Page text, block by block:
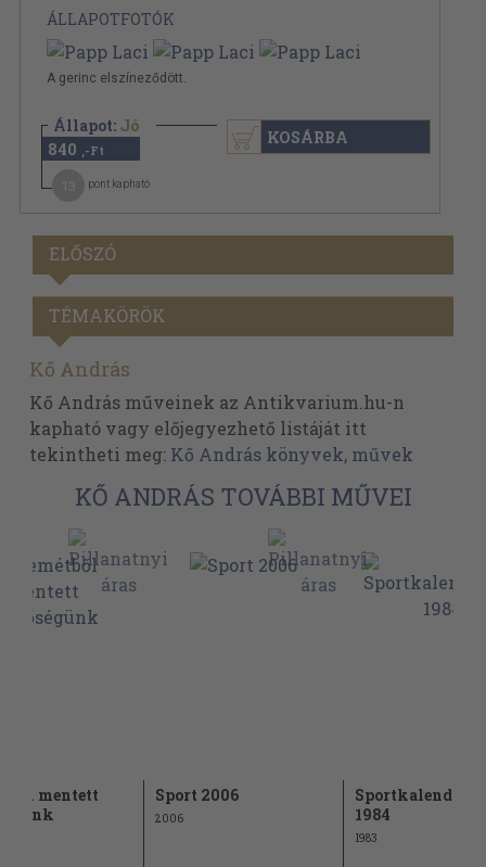
ÁLLAPOTFOTÓK
A gerinc elszíneződött.
Állapot: Jó
840 ,-Ft
pont kapható
KOSÁRBA
ELŐSZÓ
TÉMAKÖRÖK
Kő András
Kő András műveinek az Antikvarium.hu-n
kapható vagy előjegyezhető listáját itt
tekintheti meg: Kő András könyvek, művek
KŐ ANDRÁS TOVÁBBI MŰVEI
mentett
Sport 2006
2006
1984
1983